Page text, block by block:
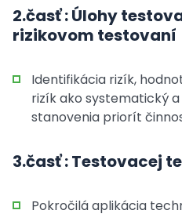
2.časť : Úlohy
rizikovom testovaní
Identifikácia rizík,
rizík ako systematický
stanovenia priorít
3.časť : Testovacej
Pokročilá aplikácia